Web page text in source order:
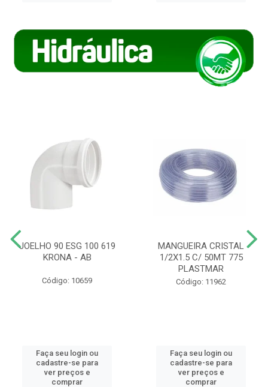
JOELHO 90 ESG 100 619
KRONA - AB
Código: 10659
Faça seu login ou
cadastre-se para
ver preços e
comprar
MANGUEIRA CRISTAL
1/2X1.5 C/ 50MT 775
PLASTMAR
Código: 11962
Faça seu login ou
cadastre-se para
ver preços e
comprar